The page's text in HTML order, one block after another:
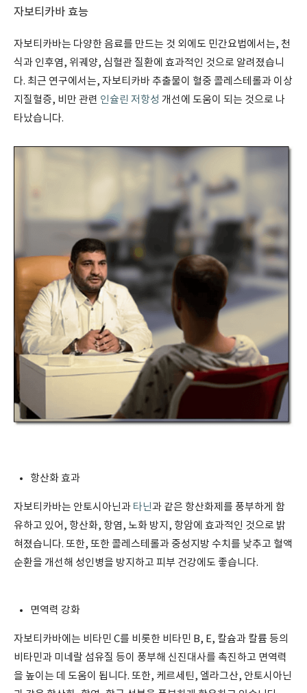
자보티카바 효능
자보티카바는 다양한 음료를 만드는 것 외에도 민간요법에서는, 천
식과 인후염, 위궤양, 심혈관 질환에 효과적인 것으로 알려졌습니
다. 최근 연구에서는, 자보티카바 추출물이 혈중 콜레스테롤과 이상
지질혈증, 비만 관련 인슐린 저항성 개선에 도움이 되는 것으로 나
타났습니다.
항산화 효과
자보티카바는 안토시아닌과 타닌과 같은 항산화제를 풍부하게 함
유하고 있어, 항산화, 항염, 노화 방지, 항암에 효과적인 것으로 밝
혀졌습니다. 또한, 또한 콜레스테롤과 중성지방 수치를 낮추고 혈액
순환을 개선해 성인병을 방지하고 피부 건강에도 좋습니다.
면역력 강화
자보티카바에는 비타민 C를 비롯한 비타민 B, E, 칼슘과 칼륨 등의
비타민과 미네랄 섬유질 등이 풍부해 신진대사를 촉진하고 면역력
을 높이는 데 도움이 됩니다. 또한, 케르세틴, 엘라그산, 안토시아닌